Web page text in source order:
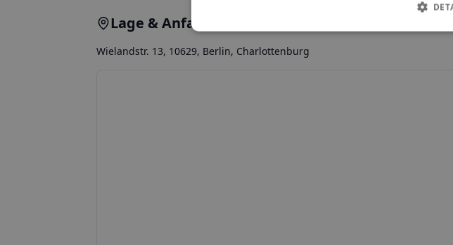
Lage & Anfahrt
Wielandstr. 13, 10629, Berlin, Charlottenburg